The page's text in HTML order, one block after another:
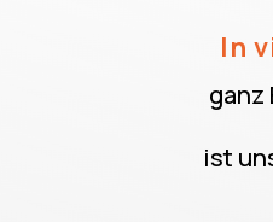
In
ganz
ist